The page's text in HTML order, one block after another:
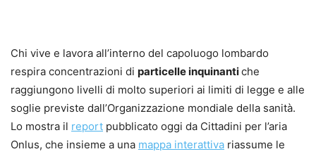
Chi vive e lavora all’interno del capoluogo lombardo
respira concentrazioni di particelle inquinantiche
raggiungono livelli di molto superiori ai limiti di legge e alle
soglie previste dall’Organizzazione mondiale della sanità.
Lo mostra il report pubblicato oggi da Cittadini per l’aria
Onlus, che insieme a una mappa interattiva riassume le